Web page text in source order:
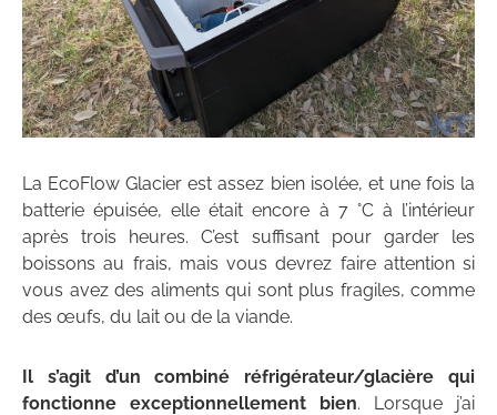
La EcoFlow Glacier est assez bien isolée, et une fois la
batterie épuisée, elle était encore à 7 °C à l’intérieur
après trois heures. C’est suffisant pour garder les
boissons au frais, mais vous devrez faire attention si
vous avez des aliments qui sont plus fragiles, comme
des œufs, du lait ou de la viande.
Il s’agit d’un combiné réfrigérateur/glacière qui
fonctionne exceptionnellement bien. Lorsque j’ai